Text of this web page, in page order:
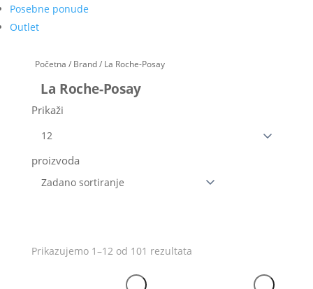
Posebne ponude
Outlet
Početna / Brand/ La Roche-Posay
La Roche-Posay
Prikaži
proizvoda
Prikazujemo 1–12 od 101 rezultata